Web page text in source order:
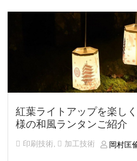
紅葉ライトアップを楽し
様の和風ランタンご紹介
印刷技術, 加工技術 岡村匡